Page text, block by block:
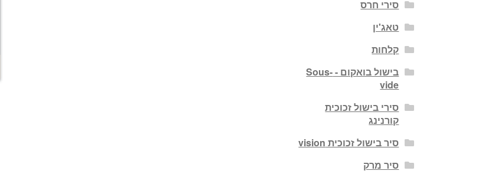
סירי חרס
טאג'ין
קלחות
בישול בואקום - Sous-
vide
סירי בישול זכוכית
קורנינג
סיר בישול זכוכית vision
סיר מרק